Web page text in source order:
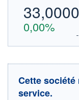
33,0000
0,00%
DONNÉES TEMPS
Cotation sur les
Cette société
service.